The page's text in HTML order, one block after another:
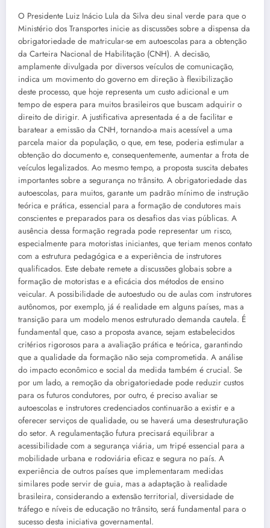
O Presidente Luiz Inácio Lula da Silva deu sinal verde para que o
Ministério dos Transportes inicie as discussões sobre a dispensa da
obrigatoriedade de matricular-se em autoescolas para a obtenção
da Carteira Nacional de Habilitação (CNH). A decisão,
amplamente divulgada por diversos veículos de comunicação,
indica um movimento do governo em direção à flexibilização
deste processo, que hoje representa um custo adicional e um
tempo de espera para muitos brasileiros que buscam adquirir o
direito de dirigir. A justificativa apresentada é a de facilitar e
baratear a emissão da CNH, tornando-a mais acessível a uma
parcela maior da população, o que, em tese, poderia estimular a
obtenção do documento e, consequentemente, aumentar a frota de
veículos legalizados. Ao mesmo tempo, a proposta suscita debates
importantes sobre a segurança no trânsito. A obrigatoriedade das
autoescolas, para muitos, garante um padrão mínimo de instrução
teórica e prática, essencial para a formação de condutores mais
conscientes e preparados para os desafios das vias públicas. A
ausência dessa formação regrada pode representar um risco,
especialmente para motoristas iniciantes, que teriam menos contato
com a estrutura pedagógica e a experiência de instrutores
qualificados. Este debate remete a discussões globais sobre a
formação de motoristas e a eficácia dos métodos de ensino
veicular. A possibilidade de autoestudo ou de aulas com instrutores
autônomos, por exemplo, já é realidade em alguns países, mas a
transição para um modelo menos estruturado demanda cautela. É
fundamental que, caso a proposta avance, sejam estabelecidos
critérios rigorosos para a avaliação prática e teórica, garantindo
que a qualidade da formação não seja comprometida. A análise
do impacto econômico e social da medida também é crucial. Se
por um lado, a remoção da obrigatoriedade pode reduzir custos
para os futuros condutores, por outro, é preciso avaliar se
autoescolas e instrutores credenciados continuarão a existir e a
oferecer serviços de qualidade, ou se haverá uma desestruturação
do setor. A regulamentação futura precisará equilibrar a
acessibilidade com a segurança viária, um tripé essencial para a
mobilidade urbana e rodoviária eficaz e segura no país. A
experiência de outros países que implementaram medidas
similares pode servir de guia, mas a adaptação à realidade
brasileira, considerando a extensão territorial, diversidade de
tráfego e níveis de educação no trânsito, será fundamental para o
sucesso desta iniciativa governamental.